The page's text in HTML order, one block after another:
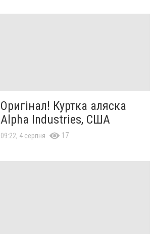
Оригінал! Куртка аляска
Alpha Industries, США
09:22, 4 серпня 17